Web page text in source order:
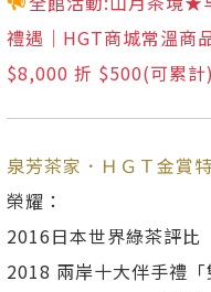
禮遇｜HGT商城常溫商
$8,000 折 $500(可累計)
泉芳茶家．ＨＧＴ金賞
榮耀：
2016日本世界綠茶評比
2018 兩岸十大伴手禮「